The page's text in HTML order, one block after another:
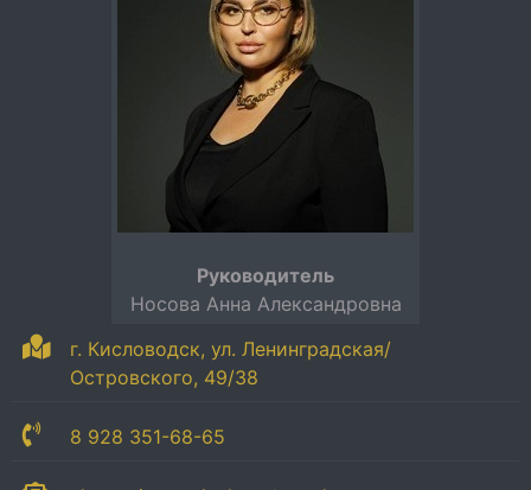
г. Кисловодск, ул. Ленинградская/
Островского, 49/38
8 928 351-68-65
Руководитель
Носова Анна Александровна